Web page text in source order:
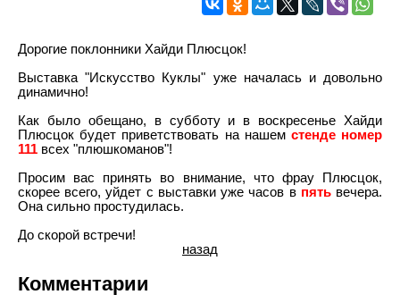
Дорогие поклонники Хайди Плюсцок!
Выставка "Искусство Куклы" уже началась и довольно
динамично!
Как было обещано, в субботу и в воскресенье Хайди
Плюсцок будет приветствовать на нашем стенде номер
111 всех "плюшкоманов"!
Просим вас принять во внимание, что фрау Плюсцок,
скорее всего, уйдет с выставки уже часов в пять вечера.
Она сильно простудилась.
До скорой встречи!
назад
Комментарии